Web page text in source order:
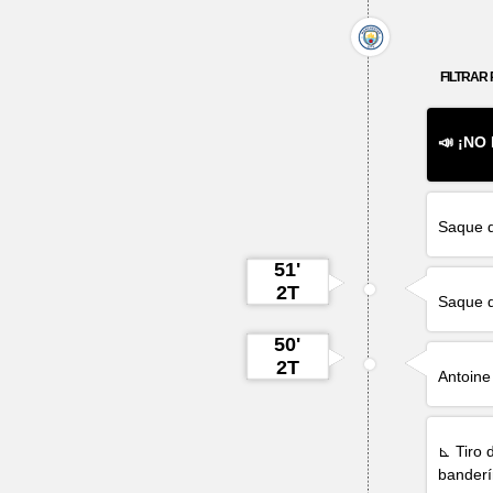
FILTRAR
📣
Saque
51'
2T
Saque
50'
2T
⊾ Tiro